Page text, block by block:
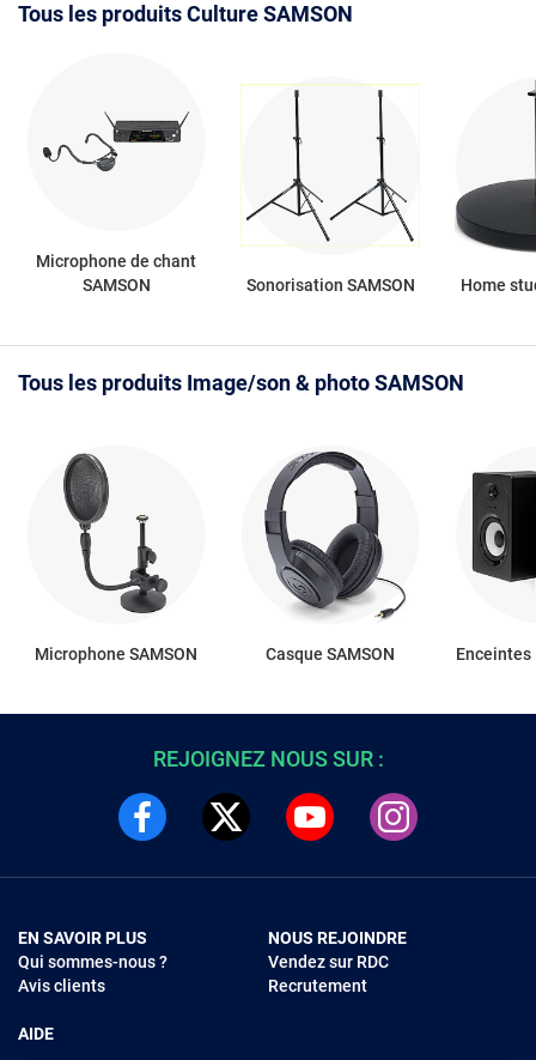
Tous les produits Culture SAMSON
Microphone de chant
SAMSON
Sonorisation SAMSON Home
Tous les produits Image/son & photo SAMSON
Microphone SAMSON Casque SAMSON Enceintes
REJOIGNEZ NOUS SUR :
EN SAVOIR PLUS
Qui sommes-nous ?
Avis clients
AIDE
NOUS REJOINDRE
Vendez sur RDC
Recrutement